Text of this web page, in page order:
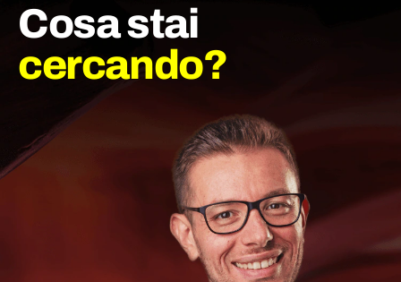
Cosa stai
cercando?